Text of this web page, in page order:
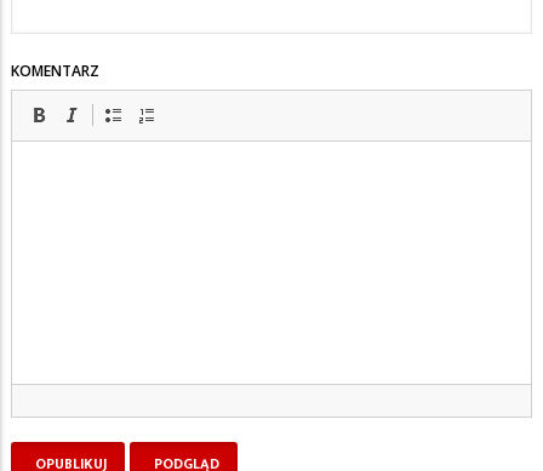
KOMENTARZ